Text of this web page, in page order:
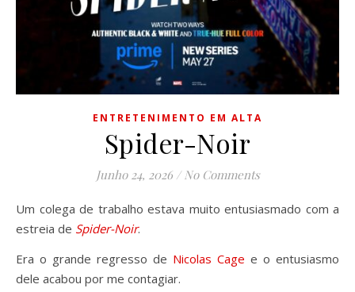
ENTRETENIMENTO EM ALTA
Spider-Noir
Junho 24, 2026 / No Comments
Um colega de trabalho estava muito entusiasmado com a
estreia de Spider-Noir.
Era o grande regresso de Nicolas Cage e o entusiasmo
dele acabou por me contagiar.